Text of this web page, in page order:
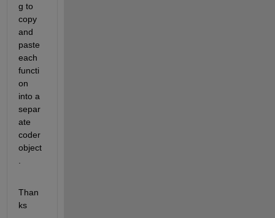
g to
copy
and
paste
each
functi
on
into a
separ
ate
coder
object
Than
ks